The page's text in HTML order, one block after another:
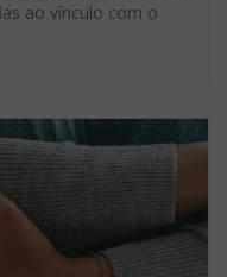
ao vínculo com o